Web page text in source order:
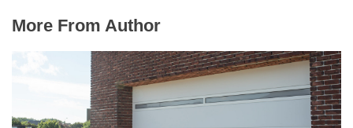
More From Author